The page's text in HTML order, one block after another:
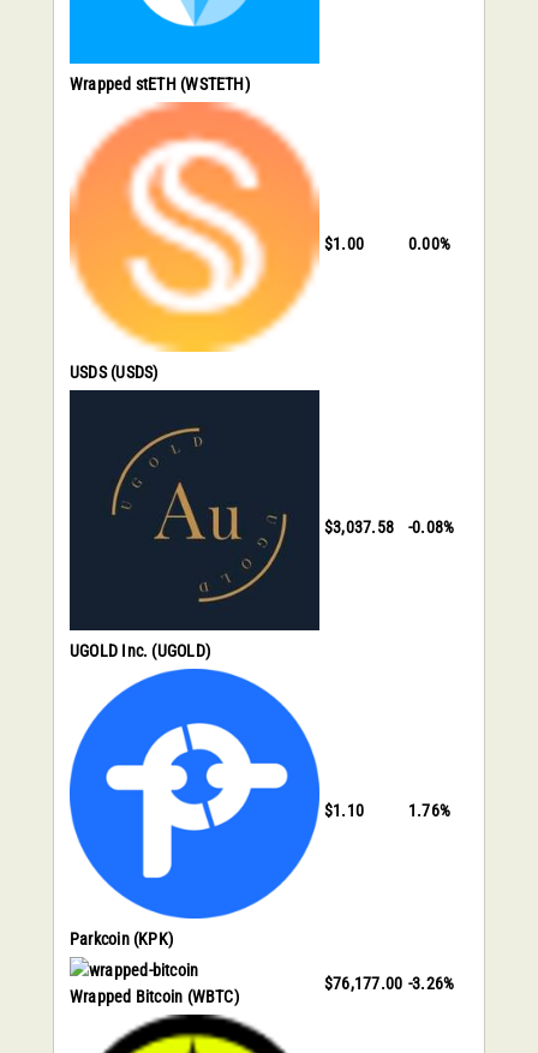
Wrapped stETH (WSTETH)
USDS (USDS)
$1.00 0.00%
UGOLD Inc. (UGOLD)
$3,037.58 -0.08%
Parkcoin (KPK)
$1.10 1.76%
Wrapped Bitcoin (WBTC)
$76,177.00 -3.26%